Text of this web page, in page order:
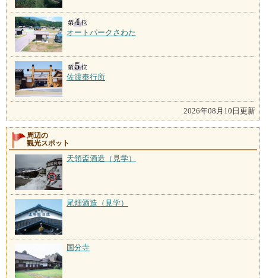
オートパークさわた
佐渡奉行所
2026年08月10日更新
周辺の
観光スポット
天領盃酒造（見学）
尾畑酒造（見学）
国分寺